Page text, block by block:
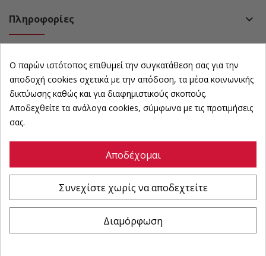
Πληροφορίες keyboard_arrow_down
Πολιτική
Ωράριο Καταστήματος keyboard_arrow_down
Newsletter
©karousosexoplismoi
All Rights Reserved | Powered by :
Ο παρών ιστότοπος επιθυμεί την συγκατάθεση σας για την
αποδοχή cookies σχετικά με την απόδοση, τα μέσα κοινωνικής
δικτύωσης καθώς και για διαφημιστικούς σκοπούς.
Αποδεχθείτε τα ανάλογα cookies, σύμφωνα με τις προτιμήσεις
σας.
Αποδέχομαι
Συνεχίστε χωρίς να αποδεχτείτε
Διαμόρφωση